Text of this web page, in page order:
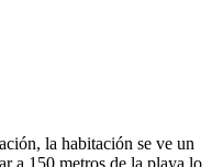
la habitación se ve un